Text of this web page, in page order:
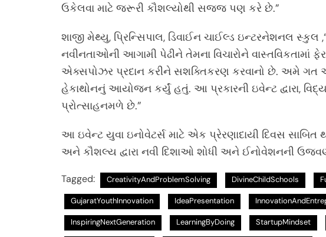
ઉકેલવા માટે જરૂરી કૌશલ્યોથી સજ્જ પણ કરે છે.”
શાજી મેથ્યુ, પ્રિન્સિપાલ, ડિવાઈન ચાઈલ્ડ ઇન્ટરનેશનલ
નવીનતાઓની આગામી પેઢીને તેમના વિચારોને વાસ્તવિકતામાં
એક્સપોઝર પ્રદાન કરીને સશક્તિકરણ કરવાનો છે. અમે ગત
હેકાથોનનું આયોજન કર્યું હતું. આ પ્રકારની ઇવેન્ટ દ્વારા,
પ્રોત્સાહનમળે છે.”
આ ઇવેન્ટ યુવા ઇનોવેટર્સ માટે એક પ્રેરણાદાયી દિવસ
અને કૌશલ્ય દ્વારા નવી દિશાઓ શોધી અને ઈનોવેશનની
Tagged: CreativityAndProblemSolving DivineChildSchools
GujaratYouthInnovation IdeaPresentation
InspiringNextGeneration LearningByDoing StartupMindset